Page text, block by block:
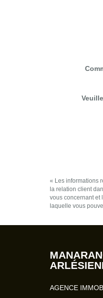
« Les informations
la relation client
vous concernant et
laquelle vous
AGENCE